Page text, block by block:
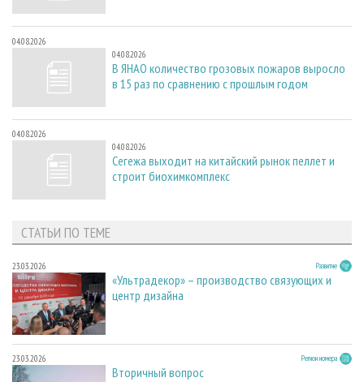
04.08.2026
04.08.2026
В ЯНАО количество грозовых пожаров выросло
в 15 раз по сравнению с прошлым годом
04.08.2026
04.08.2026
Сегежа выходит на китайский рынок пеллет и
строит биохимкомплекс
СТАТЬИ ПО ТЕМЕ
23.03.2026 Развитие
«Ультрадекор» – производство связующих и
центр дизайна
23.03.2026 Регион номера
Вторичный вопрос